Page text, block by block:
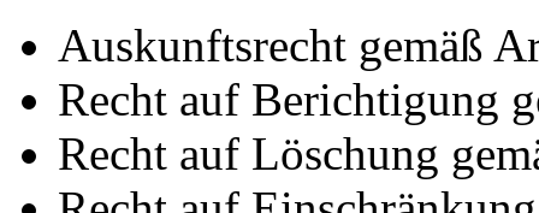
Auskunftsrecht gemäß
Recht auf Berichtigung
Recht auf Löschung